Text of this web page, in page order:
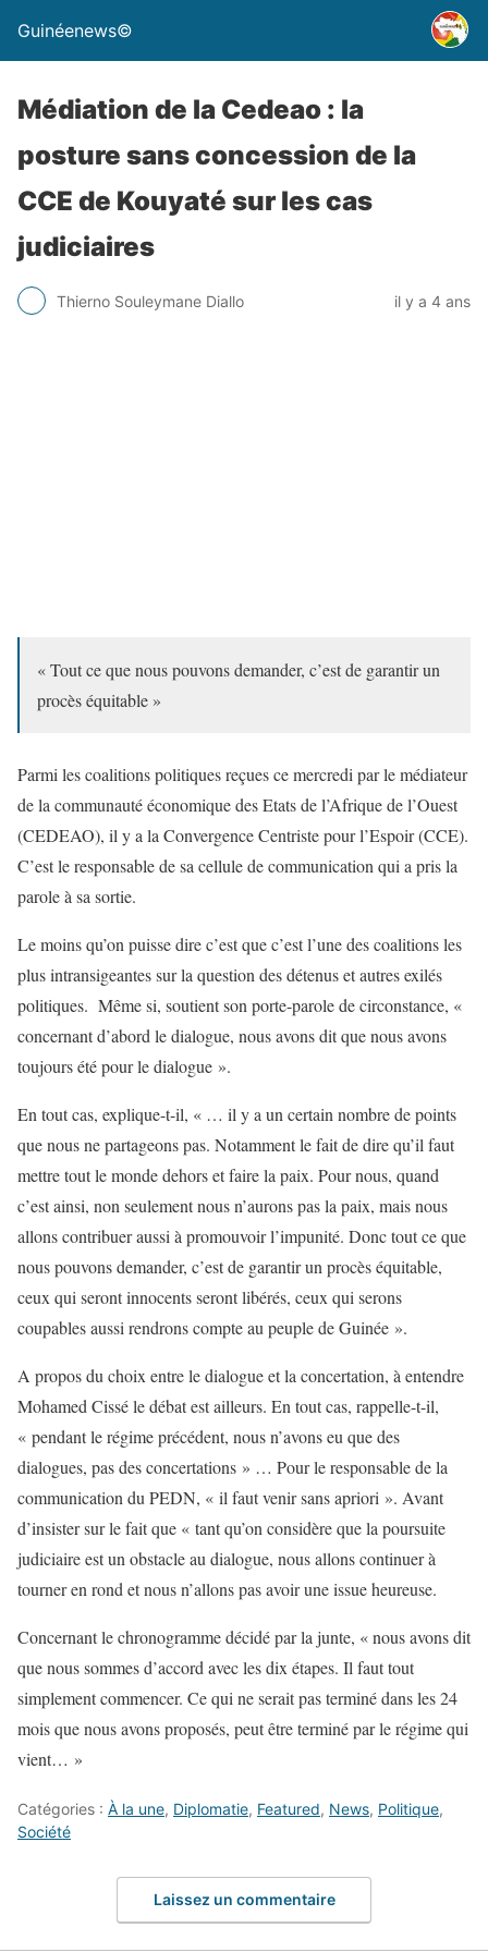
Guinéenews©
Médiation de la Cedeao : la
posture sans concession de la
CCE de Kouyaté sur les cas
judiciaires
Thierno Souleymane Diallo il y a 4 ans
« Tout ce que nous pouvons demander, c’est de garantir un
procès équitable »
Parmi les coalitions politiques reçues ce mercredi par le médiateur
de la communauté économique des Etats de l’Afrique de l’Ouest
(CEDEAO), il y a la Convergence Centriste pour l’Espoir (CCE).
C’est le responsable de sa cellule de communication qui a pris la
parole à sa sortie.
Le moins qu’on puisse dire c’est que c’est l’une des coalitions les
plus intransigeantes sur la question des détenus et autres exilés
politiques. Même si, soutient son porte-parole de circonstance, «
concernant d’abord le dialogue, nous avons dit que nous avons
toujours été pour le dialogue ».
En tout cas, explique-t-il, « … il y a un certain nombre de points
que nous ne partageons pas. Notamment le fait de dire qu’il faut
mettre tout le monde dehors et faire la paix. Pour nous, quand
c’est ainsi, non seulement nous n’aurons pas la paix, mais nous
allons contribuer aussi à promouvoir l’impunité. Donc tout ce que
nous pouvons demander, c’est de garantir un procès équitable,
ceux qui seront innocents seront libérés, ceux qui serons
coupables aussi rendrons compte au peuple de Guinée ».
A propos du choix entre le dialogue et la concertation, à entendre
Mohamed Cissé le débat est ailleurs. En tout cas, rappelle-t-il,
« pendant le régime précédent, nous n’avons eu que des
dialogues, pas des concertations » … Pour le responsable de la
communication du PEDN, « il faut venir sans apriori ». Avant
d’insister sur le fait que « tant qu’on considère que la poursuite
judiciaire est un obstacle au dialogue, nous allons continuer à
tourner en rond et nous n’allons pas avoir une issue heureuse.
Concernant le chronogramme décidé par la junte, « nous avons dit
que nous sommes d’accord avec les dix étapes. Il faut tout
simplement commencer. Ce qui ne serait pas terminé dans les 24
mois que nous avons proposés, peut être terminé par le régime qui
vient… »
Catégories : À la une, Diplomatie, Featured, News, Politique,
Société
Laissez un commentaire